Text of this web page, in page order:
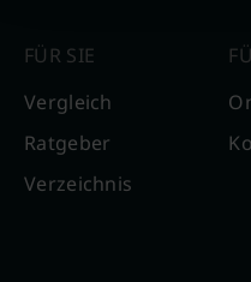
FÜR SIE
Vergleich
Ratgeber
Verzeichnis